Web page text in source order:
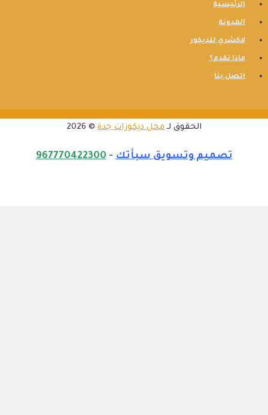
الرئيسية
المدونة
لاكشري للديكور
ماذا نقدم؟
اتصل بنا
الحقوق لـ محل ديكورات جدة © 2026
تصميم وتسويق سبأتك-
967770422300